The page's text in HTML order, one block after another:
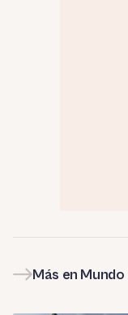
Más en Mundo